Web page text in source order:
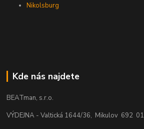
Nikolsburg
Kde nás najdete
BEATman, s.r.o.
VÝDEJNA - Valtická 1644/36, Mikulov 692 01